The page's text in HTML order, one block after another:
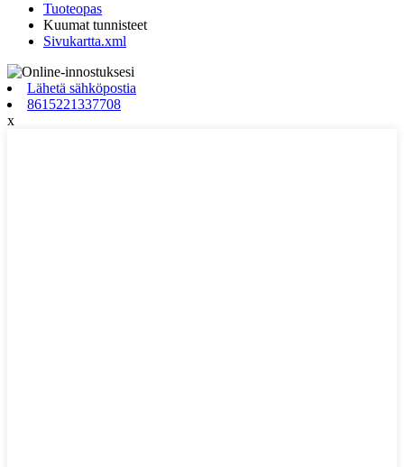
Tuoteopas
Kuumat tunnisteet
Sivukartta.xml
Lähetä sähköpostia
8615221337708
x